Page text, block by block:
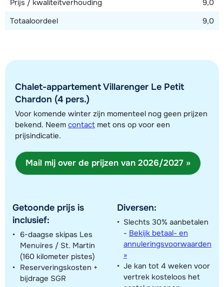
Toon alle accommodaties in dit gebied
Deze kaart geeft een indicatie van de ligging van onze accommodaties. De
Prijs / kwaliteitverhouding
9,0
Totaaloordeel
9,0
Chalet-appartement Villarenger Le Petit
Chardon (4 pers.)
Voor komende winter zijn momenteel nog geen prijzen
bekend. Neem contact met ons op voor een
prijsindicatie.
Mail mij over de prijzen van 2026/2027 »
Getoonde prijs is
inclusief:
6-daagse skipas Les
Menuires / St. Martin
(160 kilometer pistes)
Reserveringskosten +
bijdrage SGR
Diversen:
Slechts 30% aanbetalen
- Bekijk betaal- en
annuleringsvoorwaarden
»
Je kan tot 4 weken voor
vertrek kosteloos het